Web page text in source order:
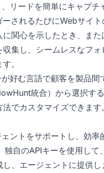
リードを簡単にキャプ
されるたびにWebサイ
関心を示したとき、ま
集し、シームレスなフ
。
好む言語で顧客を製品
統合）から選択す
でカスタマイズできます。
ントをサポートし、効
自のAPIキーを使用し
、エージェントに提供